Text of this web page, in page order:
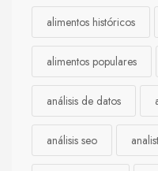
alimentos históricos
alimentos populares
análisis de datos
análisis seo